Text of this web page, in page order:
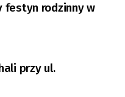
festyn rodzinny w
przy ul.